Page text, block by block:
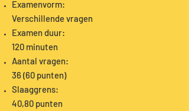
Examenvorm:
Verschillende vragen
Examen duur:
120 minuten
Aantal vragen:
36 (60 punten)
Slaaggrens:
40,80 punten